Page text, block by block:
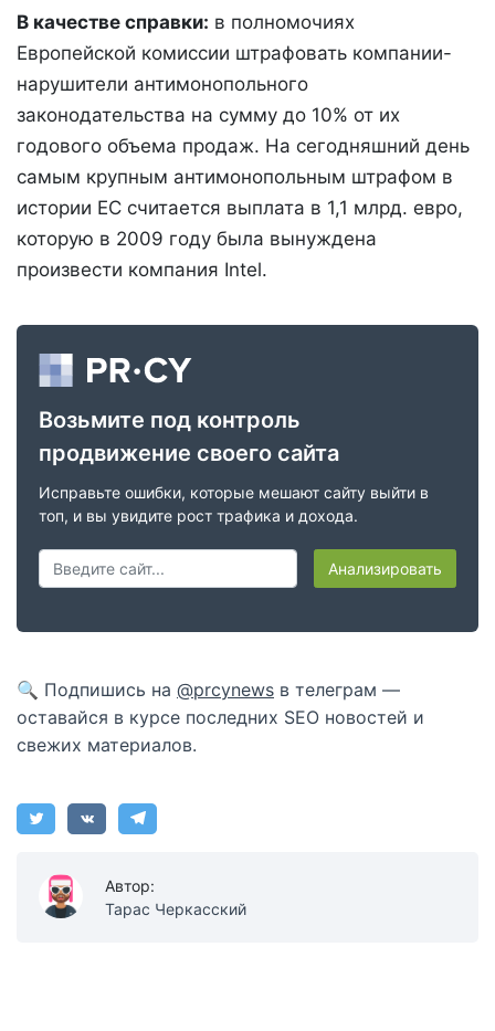
В качестве справки: в полномочиях
Европейской комиссии штрафовать компании-
нарушители антимонопольного
законодательства на сумму до 10% от их
годового объема продаж. На сегодняшний день
самым крупным антимонопольным штрафом в
истории ЕС считается выплата в 1,1 млрд. евро,
которую в 2009 году была вынуждена
произвести компания Intel.
Возьмите под контроль
продвижение своего сайта
Исправьте ошибки, которые мешают сайту выйти в
топ, и вы увидите рост трафика и дохода.
Анализировать
🔍 Подпишись на @prcynews в телеграм —
оставайся в курсе последних SEO новостей и
свежих материалов.
Автор:
Тарас Черкасский